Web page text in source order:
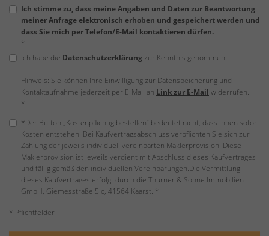
Ich stimme zu, dass meine Angaben und Daten zur Beantwortung
meiner Anfrage elektronisch erhoben und gespeichert werden und
dass Sie mich per Telefon/E-Mail kontaktieren dürfen.
*
Ich habe die Datenschutzerklärung zur Kenntnis genommen.
Hinweis: Sie können Ihre Einwilligung zur Datenspeicherung und
Kontaktaufnahme jederzeit per E-Mail an Link zur E-Mail widerrufen.
*
*Der Button „Kostenpflichtig bestellen“ bedeutet nicht, dass Ihnen sofort
Kosten entstehen. Bei Kaufvertragsabschluss verpflichten Sie sich zur
Zahlung der jeweils individuell vereinbarten Maklerprovision. Diese
Maklerprovision ist jeweils verdient mit Abschluss dieses Kaufvertrages
und fällig gemäß den individuellen Vereinbarungen.Die Vermittlung
dieses Kaufvertrages erfolgt durch die Thurner & Söhne Immobilien
GmbH, Giemesstraße 5 c, 41564 Kaarst. *
* Pflichtfelder